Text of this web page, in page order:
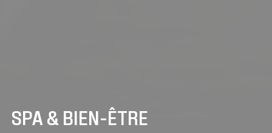
SPA & BIEN-ÊTRE